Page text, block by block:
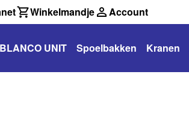
Winkelmandje Account
BLANCO UNIT Spoelbakken Kranen